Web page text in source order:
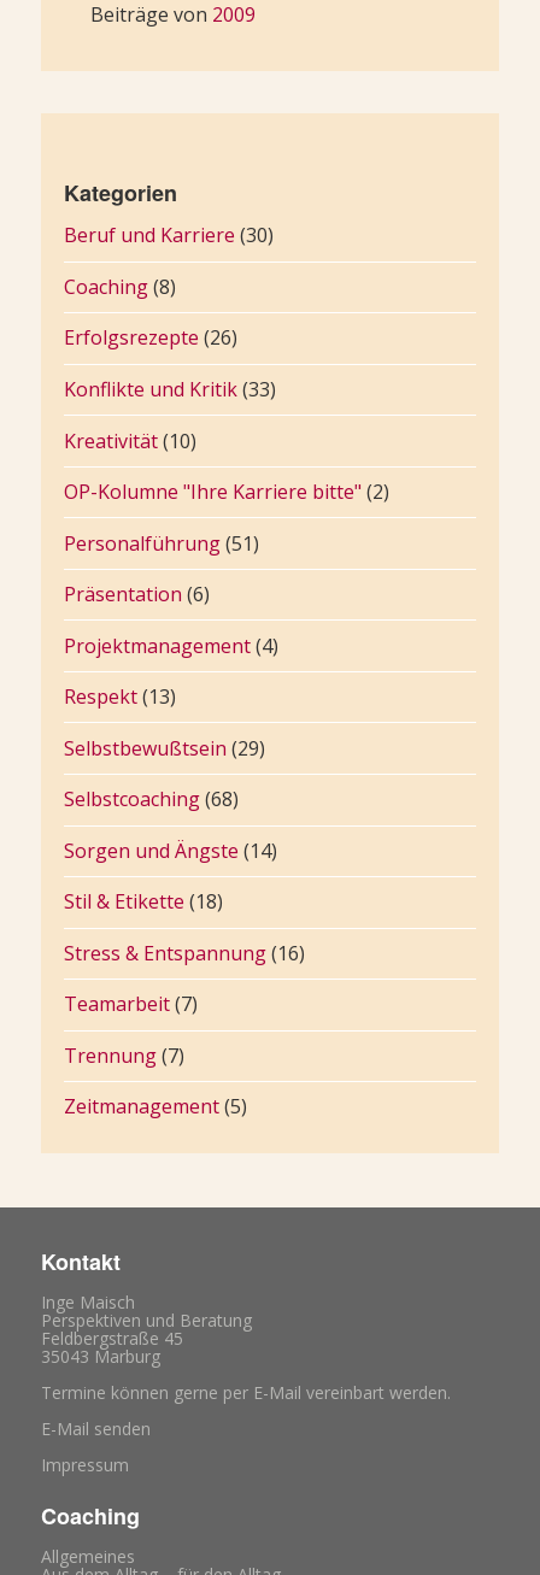
Beiträge von 2009
Kategorien
Beruf und Karriere (30)
Coaching(8)
Erfolgsrezepte (26)
Konflikte und Kritik(33)
Kreativität(10)
OP-Kolumne "Ihre Karriere bitte" (2)
Personalführung(51)
Präsentation (6)
Projektmanagement(4)
Respekt(13)
Selbstbewußtsein (29)
Selbstcoaching(68)
Sorgen und Ängste (14)
Stil & Etikette (18)
Stress & Entspannung(16)
Teamarbeit(7)
Trennung(7)
Zeitmanagement(5)
Kontakt
Inge Maisch
Perspektiven und Beratung
Feldbergstraße 45
35043 Marburg
Termine können gerne per E-Mail vereinbart werden.
E-Mail senden
Impressum
Coaching
Allgemeines